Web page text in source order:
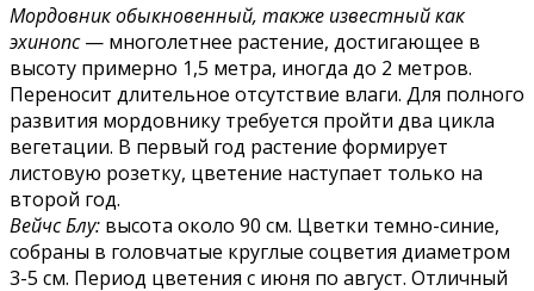
Мордовник обыкновенный, также известный как
эхинопс— многолетнее растение, достигающее в
высоту примерно 1,5 метра, иногда до 2 метров.
Переносит длительное отсутствие влаги. Для полного
развития мордовнику требуется пройти два цикла
вегетации. В первый год растение формирует
листовую розетку, цветение наступает только на
второй год.
Вейчс Блу: высота около 90 см. Цветки темно-синие,
собраны в головчатые круглые соцветия диаметром
3-5 см. Период цветения с июня по август. Отличный